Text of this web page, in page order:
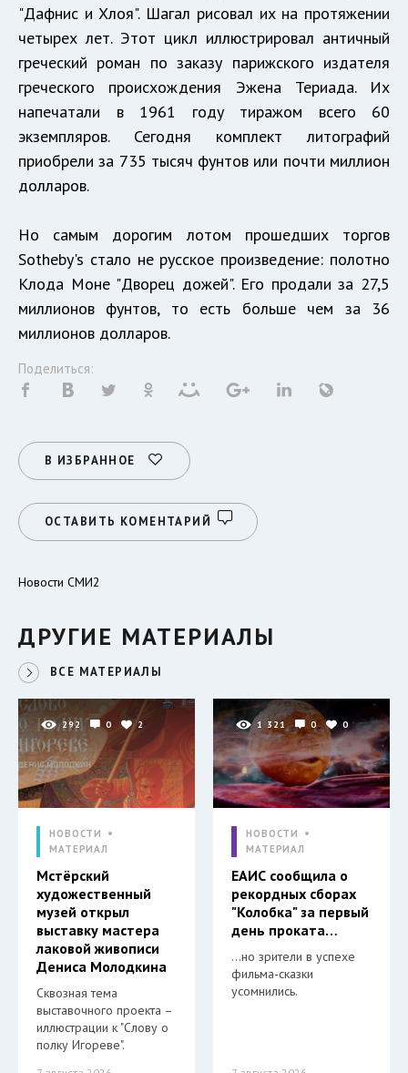
"Дафнис и Хлоя". Шагал рисовал их на протяжении
четырех лет. Этот цикл иллюстрировал античный
греческий роман по заказу парижского издателя
греческого происхождения Эжена Териада. Их
напечатали в 1961 году тиражом всего 60
экземпляров. Сегодня комплект литографий
приобрели за 735 тысяч фунтов или почти миллион
долларов.
Но самым дорогим лотом прошедших торгов
Sotheby's стало не русское произведение: полотно
Клода Моне "Дворец дожей". Его продали за 27,5
миллионов фунтов, то есть больше чем за 36
миллионов долларов.
Поделиться:
В ИЗБРАННОЕ
ОСТАВИТЬ КОМЕНТАРИЙ
Новости СМИ2
ДРУГИЕ МАТЕРИАЛЫ
ВСЕ МАТЕРИАЛЫ
292 0 2
НОВОСТИ
МАТЕРИАЛ
Мстёрский
художественный
музей открыл
выставку мастера
лаковой живописи
Дениса Молодкина
Сквозная тема
выставочного проекта –
иллюстрации к "Слову о
полку Игореве".
1 321 0 0
НОВОСТИ
МАТЕРИАЛ
ЕАИС сообщила о
рекордных сборах
"Колобка" за первый
день проката…
…но зрители в успехе
фильма-сказки
усомнились.